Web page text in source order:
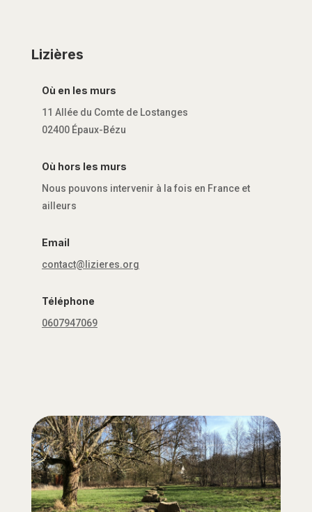
Lizières
Où en les murs
11 Allée du Comte de Lostanges
02400 Épaux-Bézu
Où hors les murs
Nous pouvons intervenir à la fois en France et
ailleurs
Email
contact@lizieres.org
Téléphone
0607947069